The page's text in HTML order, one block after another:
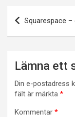
Squarespace –
Lämna ett
Din e-postadress
fält är märkta *
Kommentar *